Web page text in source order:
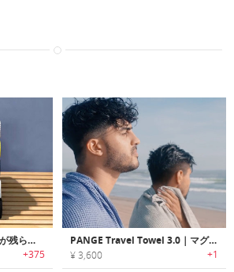
K25｜速乾性に優れ臭いが残らないコットンスマートタオル「K25」
+375
PANGE Travel Towel 3.0｜マグネットでどこにでも吊るせるエコフレンドリートラベルタオル
¥ 3,600 +1